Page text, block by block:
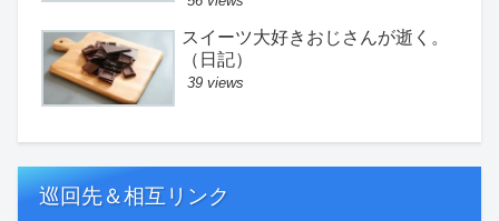
スイーツ大好きおじさんが逝く。
（日記）
39 views
巡回先＆相互リンク